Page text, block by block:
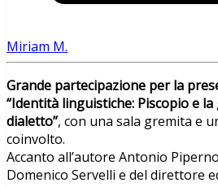
Miriam M.
Grande partecipazione per la
“Identità linguistiche: Piscopio e
dialetto”, con una sala gremita e
coinvolto.
Accanto all’autore Antonio
Domenico Servelli e del direttore